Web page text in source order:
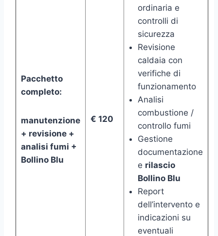
Pacchetto
completo:
manutenzione
+ revisione +
analisi fumi +
Bollino Blu
€ 120
ordinaria e
controlli di
sicurezza
Revisione
caldaia con
verifiche di
funzionamento
Analisi
combustione /
controllo fumi
Gestione
documentazione
e rilascio
Bollino Blu
Report
dell’intervento e
indicazioni su
eventuali